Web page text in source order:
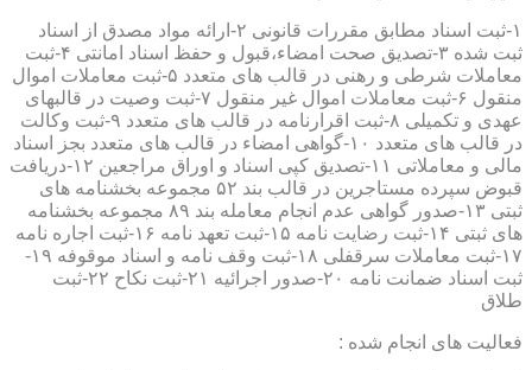
۱-ثبت اسناد مطابق مقررات قانونی ۲-ارائه مواد مصدق از اسناد
ثبت شده ۳-تصدیق صحت امضاء،قبول و حفظ اسناد امانتی ۴-ثبت
معاملات شرطی و رهنی در قالب های متعدد ۵-ثبت معاملات اموال
منقول ۶-ثبت معاملات اموال غیر منقول ۷-ثبت وصیت در قالبهای
عهدی و تکمیلی ۸-ثبت اقرارنامه در قالب های متعدد ۹-ثبت وکالت
در قالب های متعدد ۱۰-گواهی امضاء در قالب های متعدد بجز اسناد
مالی و معاملاتی ۱۱-تصدیق کپی اسناد و اوراق مراجعین ۱۲-دریافت
قبوض سپرده مستاجرین در قالب بند ۵۲ مجموعه بخشنامه های
ثبتی ۱۳-صدور گواهی عدم انجام معامله بند ۸۹ مجموعه بخشنامه
های ثبتی ۱۴-ثبت رضایت نامه ۱۵-ثبت تعهد نامه ۱۶-ثبت اجاره نامه
۱۷-ثبت معاملات سرقفلی ۱۸-ثبت وقف نامه و اسناد موقوفه ۱۹-
ثبت اسناد ضمانت نامه ۲۰-صدور اجرائیه ۲۱-ثبت نکاح ۲۲-ثبت
طلاق
فعالیت های انجام شده :